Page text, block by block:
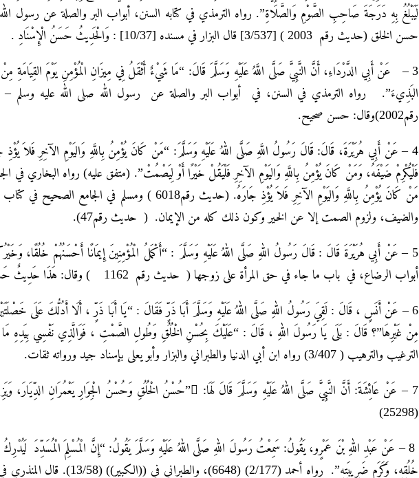
لَيَبْلُغُ بِهِ دَرَجَةَ صَاحِبِ الصَّوْمِ وَالصَّلَاةِ”. رواه الترمذي في كتابه السنن، أبواب البر والصلة عن رسول
حسن الخلق (حديث رقم 2003 ) [3/537] قال البزار في مسنده [10/37] : وَالْحَدِيثُ حَسَنُ الْإِسْنَادِ .
3 – عَنْ أَبِي الدَّرْدَاءِ، أَنَّ النَّبِيَّ صَلَّى اللَّهُ عَلَيْهِ وَسَلَّمَ قَالَ: “مَا شَيْءٌ أَثْقَلُ فِي مِيزَانِ الْمُؤْمِنِ يَوْمَ
البَذِيءَ”. رواه الترمذي في السنن، في أبواب البر والصلة عن رسول الله صلى الله عليه
رقم2002)وقال: حسن صحيح.
4 – عَنْ أَبِي هُرَيْرَةَ، قَالَ: قَالَ رَسُولُ اللَّهِ صَلَّى اللهُ عَلَيْهِ وَسَلَّمَ: “مَنْ كَانَ يُؤْمِنُ بِاللَّهِ وَاليَوْمِ الآخِرِ فَلاَ يُؤْذِ
فَلْيُكْرِمْ ضَيْفَهُ، وَمَنْ كَانَ يُؤْمِنُ بِاللَّهِ وَاليَوْمِ الآخِرِ فَلْيَقُلْ خَيْرًا أَوْ لِيَصْمُتْ”. (متفق عليه) رواه البخاري
مَنْ كَانَ يُؤْمِنُ بِاللَّهِ وَاليَوْمِ الآخِرِ فَلاَ يُؤْذِ جَارَهُ. (حديث رقم6018 )
والضيف، ولزوم الصمت إلا عن الخير وكون ذلك كله من الإيمان. ( حديث رقم47).
5 – عَنْ أَبِي هُرَيْرَةَ قَالَ : قَالَ رَسُولُ اللهِ صَلَّى اللهُ عَلَيْهِ وَسَلَّمَ : “أَكْمَلُ الْمُؤْمِنِينَ إِيمَانًا أَحْسَنُهُمْ خُلُقًا،
أبواب الرضاع، في باب ما جاء في حق المرأة على زوجها ( حديث رقم 1162 ) وقال: هَذَا حَدِيثٌ حَسَنٌ صَحِيحٌ .
6 – عَنْ أَنَسٍ ، قَالَ : لَقِيَ رَسُولُ اللهِ صَلَّى اللهُ عَلَيْهِ وَسَلَّمَ أَبَا ذَرٍّ فَقَالَ : “يَا أَبَا ذَرٍّ ، أَلَا أَدُلُّكَ عَلَى
مِنْ غَيْرِهَا”؟ قَالَ : بَلَى يَا رَسُولَ اللهِ ، قَالَ : “عَلَيْكَ بِحُسْنِ الْخُلُقِ وَطُولِ الصَّمْتِ ، فَوَالَّذِي نَفْسِي بِيَدِهِ مَا
الترغيب والترهيب ( 3/407) رواه ابن أبي الدنيا والطبراني والبزار وأبو يعلى بإسناد جيد ورواته ثقات.
(25298)
8 – عَنْ عَبْدِ اللهِ بْنَ عَمْرٍو، يَقُولُ: سَمِعْتُ رَسُولَ اللهِ صَلَّى اللهُ عَلَيْهِ وَسَلَّمَ يَقُولُ: “إِنَّ الْمُسْلِمَ الْمُسَدِّدَ